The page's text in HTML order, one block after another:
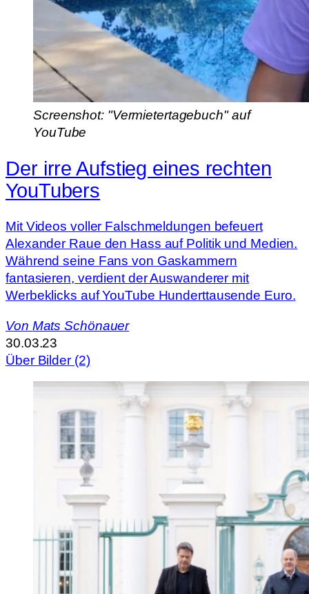
Screenshot: "Vermietertagebuch" auf
YouTube
Der irre Aufstieg eines rechten
YouTubers
Mit Videos voller Falschmeldungen befeuert
Alexander Raue den Hass auf Politik und Medien.
Während seine Fans von Gaskammern
fantasieren, verdient der Auswanderer mit
Werbeklicks auf YouTube Hunderttausende Euro.
Von Mats Schönauer
30.03.23
Über Bilder (2)